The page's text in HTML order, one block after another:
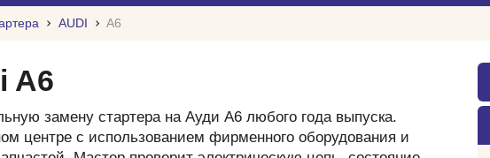
Проверка ремонта
AUDI A6
A6
замену стартера на Ауди А6 любого года выпуска.
центре с использованием фирменного оборудования и